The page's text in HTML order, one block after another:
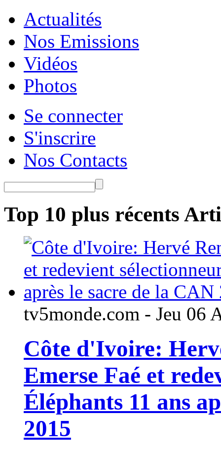
Actualités
Nos Emissions
Vidéos
Photos
Se connecter
S'inscrire
Nos Contacts
Top 10 plus récents
tv5monde.com - Jeu 06
Côte d'Ivoire:
Emerse Faé et
Éléphants 11 ans
2015